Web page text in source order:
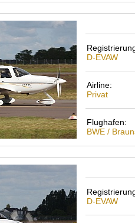
D-EVAW
Airline:
Privat
Flughafen:
BWE /
D-EVAW